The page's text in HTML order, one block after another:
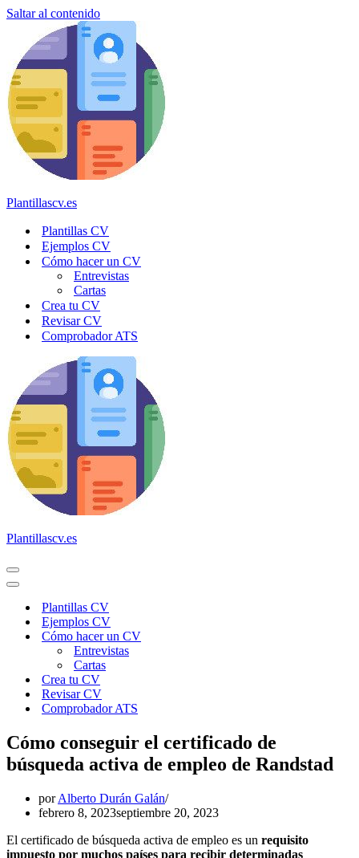
Saltar al contenido
Plantillascv.es
Plantillas CV
Ejemplos CV
Cómo hacer un CV
Entrevistas
Cartas
Crea tu CV
Revisar CV
Comprobador ATS
Plantillascv.es
Menú
de
Menú
navegaciónPlantillas CV
Ejemplos CV
Cómo hacer un CV
Entrevistas
Cartas
Crea tu CV
Revisar CV
Comprobador ATS
Cómo conseguir el certificado de
búsqueda activa de empleo de Randstad
porAlberto Durán Galán
febrero 8, 2023septiembre 20, 2023
El certificado de búsqueda activa de empleo es un requisito
impuesto por muchos países para recibir determinadas